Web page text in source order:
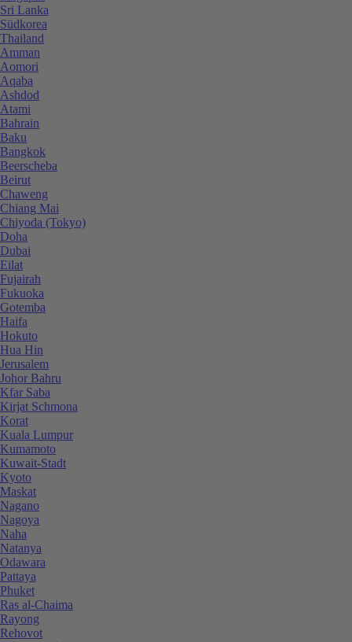
Sri Lanka
Südkorea
Thailand
Amman
Aomori
Aqaba
Ashdod
Atami
Bahrain
Baku
Bangkok
Beerscheba
Beirut
Chaweng
Chiang Mai
Chiyoda (Tokyo)
Doha
Dubai
Eilat
Fujairah
Fukuoka
Gotemba
Haifa
Hokuto
Hua Hin
Jerusalem
Johor Bahru
Kfar Saba
Kirjat Schmona
Korat
Kuala Lumpur
Kumamoto
Kuwait-Stadt
Kyoto
Maskat
Nagano
Nagoya
Naha
Natanya
Odawara
Pattaya
Phuket
Ras al-Chaima
Rayong
Rehovot